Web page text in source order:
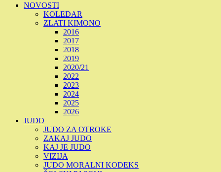
NOVOSTI
KOLEDAR
ZLATI KIMONO
2016
2017
2018
2019
2020/21
2022
2023
2024
2025
2026
JUDO
JUDO ZA OTROKE
ZAKAJ JUDO
KAJ JE JUDO
VIZIJA
JUDO MORALNI KODEKS